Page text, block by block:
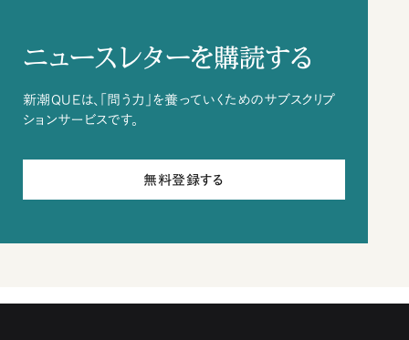
ニュースレターを購読する
新潮QUEは、「問う力」を養っていくためのサブスクリプ
ションサービスです。
無料登録する